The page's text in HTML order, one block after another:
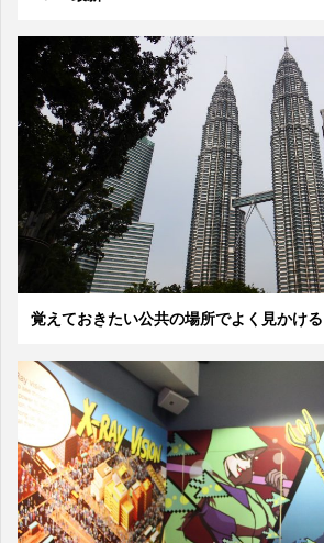
覚えておきたい公共の場所でよく見かけ